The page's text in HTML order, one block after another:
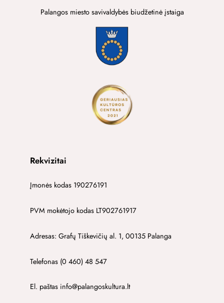
Palangos miesto savivaldybės biudžetinė įstaiga
Rekvizitai
Įmonės kodas 190276191
PVM mokėtojo kodas LT902761917
Adresas: Grafų Tiškevičių al. 1, 00135 Palanga
Telefonas (0 460) 48 547
El. paštas info@palangoskultura.lt